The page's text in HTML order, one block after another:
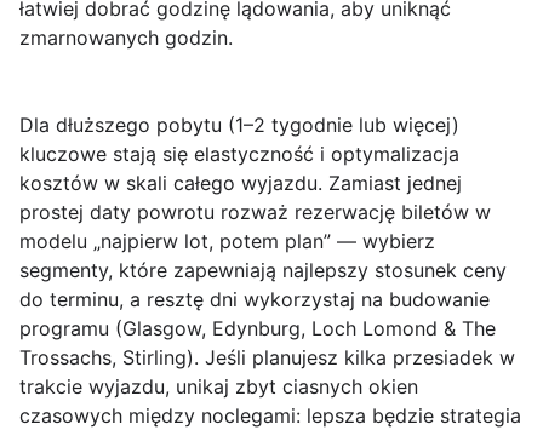
łatwiej dobrać godzinę lądowania, aby uniknąć
zmarnowanych godzin.
Dla dłuższego pobytu (1–2 tygodnie lub więcej)
kluczowe stają się elastyczność i optymalizacja
kosztów w skali całego wyjazdu. Zamiast jednej
prostej daty powrotu rozważ rezerwację biletów w
modelu „najpierw lot, potem plan” — wybierz
segmenty, które zapewniają najlepszy stosunek ceny
do terminu, a resztę dni wykorzystaj na budowanie
programu (Glasgow, Edynburg, Loch Lomond & The
Trossachs, Stirling). Jeśli planujesz kilka przesiadek w
trakcie wyjazdu, unikaj zbyt ciasnych okien
czasowych między noclegami: lepsza będzie strategia